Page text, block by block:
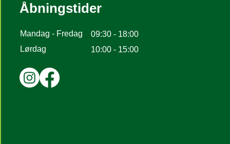
Åbningstider
09:30 - 18:00
Mandag - Fredag
10:00 - 15:00
Lørdag